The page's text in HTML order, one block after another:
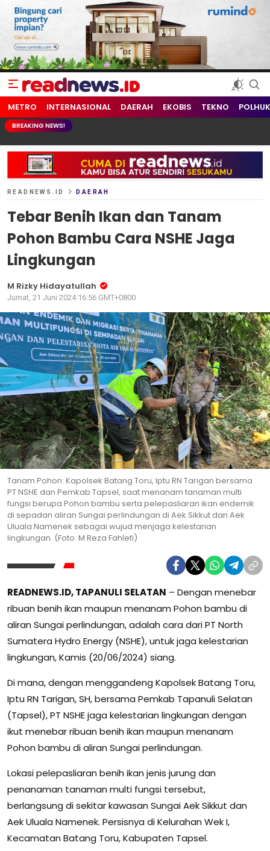
readnews.id
Berita Terkini, Update Terbaru Hari ini dari Indonesia dan Dunia
METRO INTERNASIONAL DAERAH EKOBIS TEKNO
BREAKING NEWS!
READNEWS.ID DAERAH
Tebar Benih Ikan dan Tanam
Pohon Bambu Cara NSHE Jaga
Lingkungan
M Rizky Hidayatullah
Jumat, 21 Juni 2024 16:56 GMT+0800
Tanam Pohon: Kapolsek Batang Toru, Iptu RN Tarigan bersama
PT NSHE dan Pemkab Tapsel, saat menanam tanaman multi
fungsi berupa Pohon bambu serta pelepasliaran ikan endemik
di sepadan aliran Sungai perlindungan di Aek Sikkut dan Aek
Uluala Namenek sebagai wujud menjaga kelestarian
lingkungan. (Foto: M Reza Fahlefi)
READNEWS.ID, TAPANULI SELATAN – Dengan menebar
ribuan benih ikan maupun menanam Pohon bambu di
aliran Sungai perlindungan, adalah cara dari PT North
Sumatera Hydro Energy (NSHE), untuk jaga kelestarian
lingkungan, Kamis (20/06/2024) siang.
Di mana, dengan menggandeng Kapolsek Batang Toru,
Iptu RN Tarigan, SH, bersama Pemkab Tapanuli Selatan
(Tapsel), PT NSHE jaga kelestarian lingkungan dengan
ikut menebar ribuan benih ikan maupun menanam
Pohon bambu di aliran Sungai perlindungan.
Lokasi pelepasliaran benih ikan jenis jurung dan
penanaman tanaman multi fungsi tersebut,
berlangsung di sekitar kawasan Sungai Aek Sikkut dan
Aek Uluala Namenek. Persisnya di Kelurahan Wek I,
Kecamatan Batang Toru, Kabupaten Tapsel.